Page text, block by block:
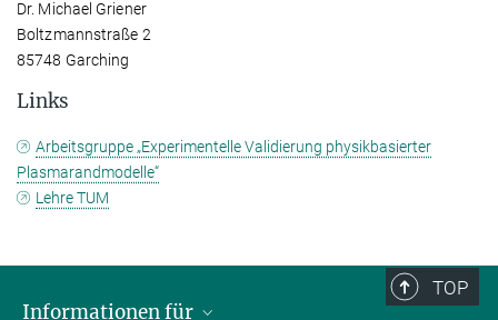
Dr. Michael Griener
Boltzmannstraße 2
85748 Garching
Links
Arbeitsgruppe „Experimentelle Validierung physikbasierter
Plasmarandmodelle“
Lehre TUM
TOP
Informationen für